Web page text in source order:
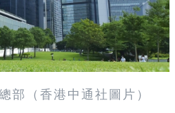
部（香港中通社圖片）